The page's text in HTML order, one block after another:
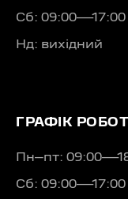
Сб: 09:00—17:00
Нд: вихідний
ГРАФІК
Пн–пт:
Сб: 09:00—17:00